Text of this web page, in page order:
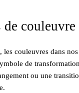
de couleuvre
couleuvres dans
de
ou une